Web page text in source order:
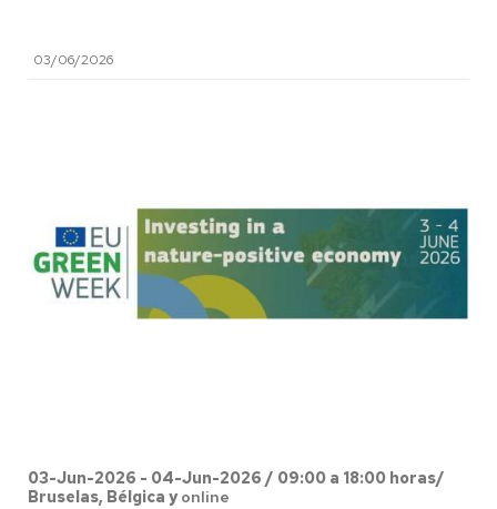
03/06/2026
03-Jun-2026 - 04-Jun-2026 / 09:00 a 18:00 horas/
Bruselas, Bélgica yonline